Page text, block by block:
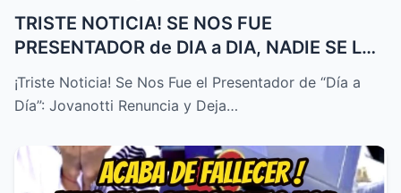
TRISTE NOTICIA! SE NOS FUE
PRESENTADOR de DIA a DIA, NADIE SE LO
ESPER...
¡Triste Noticia! Se Nos Fue el Presentador de “Día a
Día”: Jovanotti Renuncia y Deja…